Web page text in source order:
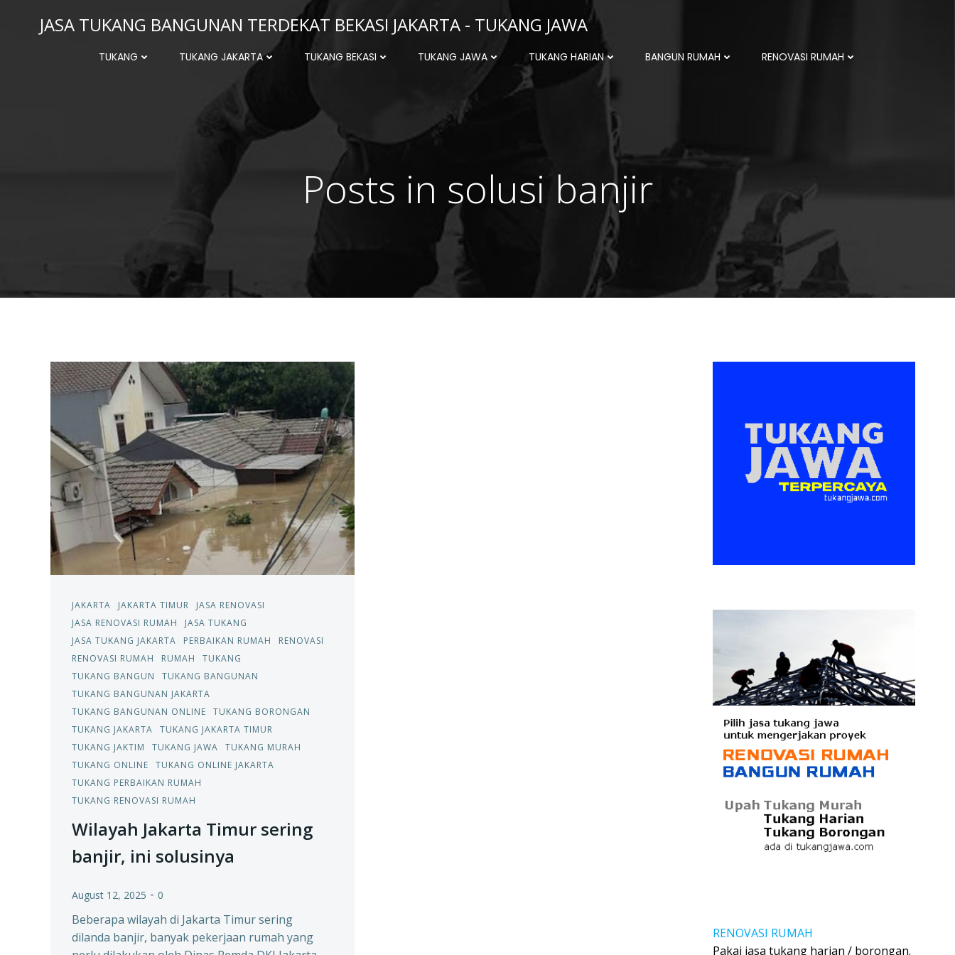
JASA TUKANG BANGUNAN TERDEKAT BEKASI JAKARTA - TUKANG JAWA
TUKANG TUKANG JAKARTA TUKANG BEKASI TUKANG JAWA TUKANG HARIAN BANGUN RUMAH RENOVASI RUMAH
Posts in solusi banjir
JAKARTA JAKARTA TIMUR
JASA RENOVASI
JASA RENOVASI RUMAH
JASA TUKANG
JASA TUKANG JAKARTA
PERBAIKAN RUMAH
RENOVASI
RENOVASI RUMAH
RUMAH
TUKANG
TUKANG BANGUN
TUKANG BANGUNAN
TUKANG BANGUNAN JAKARTA
TUKANG BANGUNAN ONLINE
TUKANG BORONGAN
TUKANG JAKARTA
TUKANG JAKARTA TIMUR
TUKANG JAKTIM
TUKANG JAWA
TUKANG MURAH
TUKANG ONLINE
TUKANG ONLINE JAKARTA
TUKANG PERBAIKAN RUMAH
TUKANG RENOVASI RUMAH
Wilayah Jakarta Timur sering
banjir, ini solusinya
August 12, 2025 - 0
Beberapa wilayah di Jakarta Timur sering
dilanda banjir, banyak pekerjaan rumah yang
RENOVASI RUMAH
Pakai jasa tukang harian / borongan.